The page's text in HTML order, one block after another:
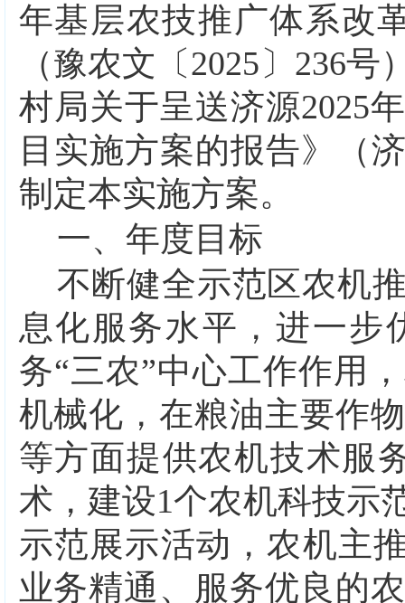
年基层农技推广体系改
（豫农文〔 2025 〕 236号
村局关于呈送济源2025
目实施方案的报告》（
制定本实施方案。
一、年度目标
不断健全示范区农机
息化服务水平，进一步
务“三农”中心工作作用
机械化，在粮油主要作
等方面提供农机技术服
术， 建设1个农机科技示
示范展示活动，农机主
业务精通、服务优良的